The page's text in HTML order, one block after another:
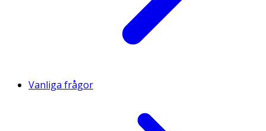
Vanliga frågor